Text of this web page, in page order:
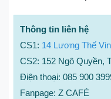
Thông tin liên hệ
CS1: 14 Lương Thế
CS2: 152 Ngô Quyền,
Điện thoại: 085 900
Fanpage: Z CAFÉ